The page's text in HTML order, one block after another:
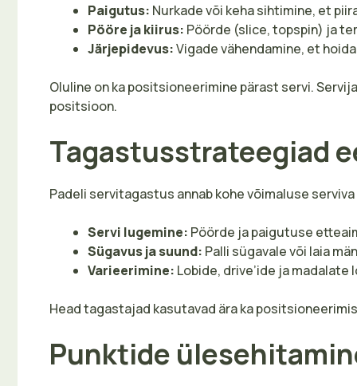
Paigutus: Nurkade või keha sihtimine, et
Pööre ja kiirus: Pöörde (slice, topspin) ja
Järjepidevus:Vigade vähendamine, et
Oluline on ka positsioneerimine pärast servi.
positsioon.
Tagastusstrateegiad
Padeli servitagastus annab kohe võimaluse
Servi lugemine: Pöörde ja paigutuse
Sügavus ja suund: Palli sügavale või laia
Varieerimine: Lobide, drive’ide ja
Head tagastajad kasutavad ära ka
Punktide